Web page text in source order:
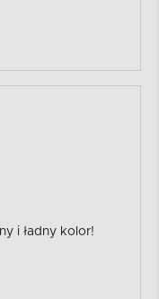
i ładny kolor!